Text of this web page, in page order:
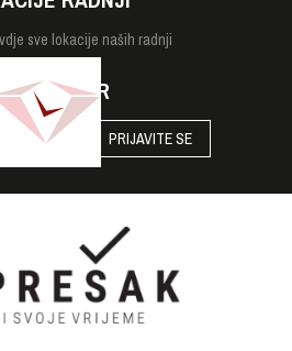
sve lokacije naših radnji
PRIJAVITE SE